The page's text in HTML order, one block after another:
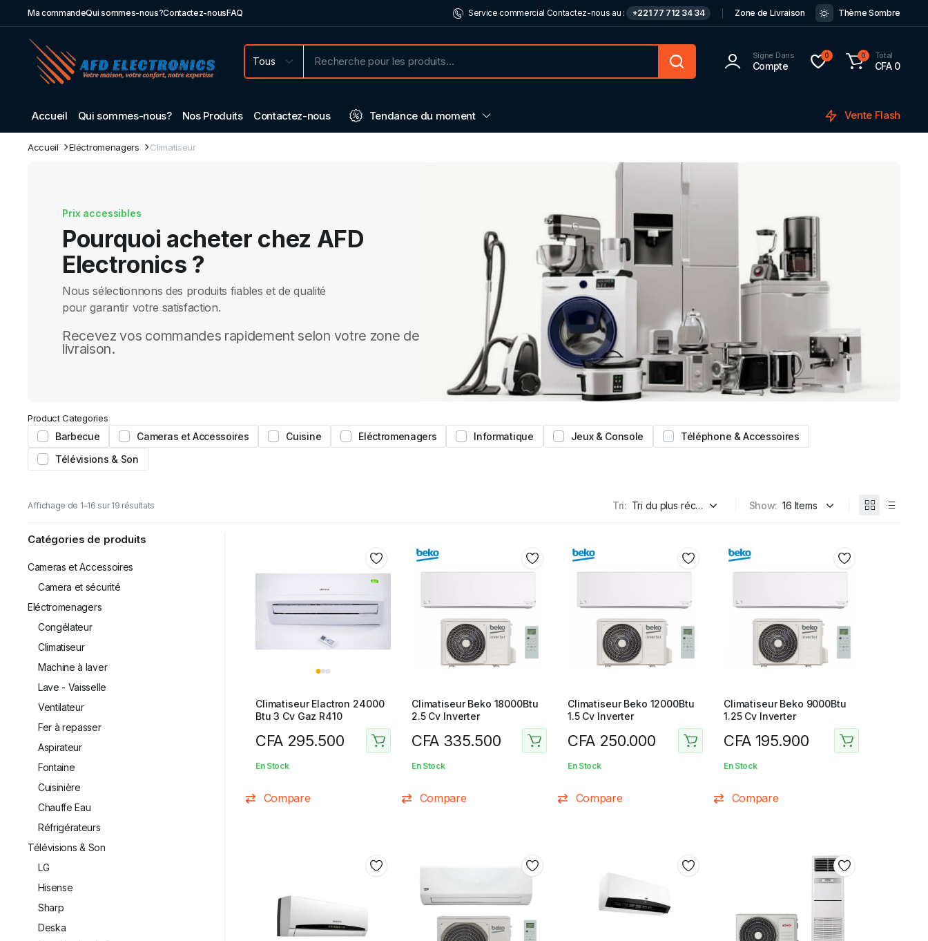
Ma commandeQui sommes-nous?Contactez-nousFAQ Service commercial Contactez-nous au : +221 77 712 34 34 Zone de Livraison Thème Sombre
Signe Dans
Compte
0 0 Total
CFA0
Accueil Qui sommes-nous? Nos Produits Contactez-nous Tendance du moment Vente Flash
Accueil Eléctromenagers Climatiseur
Prix accessibles
Pourquoi acheter chez AFD
Electronics ?
Nous sélectionnons des produits fiables et de qualité
pour garantir votre satisfaction.
Recevez vos commandes rapidement selon votre zone de
livraison.
Product Categories
Barbecue Cameras et Accessoires Cuisine Eléctromenagers Informatique Jeux & Console
Téléphone & Accessoires
Télévisions & Son
Affichage de 1–16 sur 19 résultats Tri: Show:
Climatiseur Elactron 24000
Btu 3 Cv Gaz R410
CFA 295.500
En Stock
Compare
Climatiseur Beko 18000Btu
2.5 Cv Inverter
CFA 335.500
En Stock
Compare
Climatiseur Beko 12000Btu
1.5 Cv Inverter
CFA 250.000
En Stock
Compare
Climatiseur Beko 9000Btu
1.25 Cv Inverter
CFA 195.900
En Stock
Compare
Catégories de produits
Cameras et Accessoires
Camera et sécurité
Eléctromenagers
Congélateur
Climatiseur
Machine à laver
Lave - Vaisselle
Ventilateur
Fer à repasser
Aspirateur
Fontaine
Cuisinière
Chauffe Eau
Réfrigérateurs
Télévisions & Son
LG
⁠Hisense
Sharp
Deska